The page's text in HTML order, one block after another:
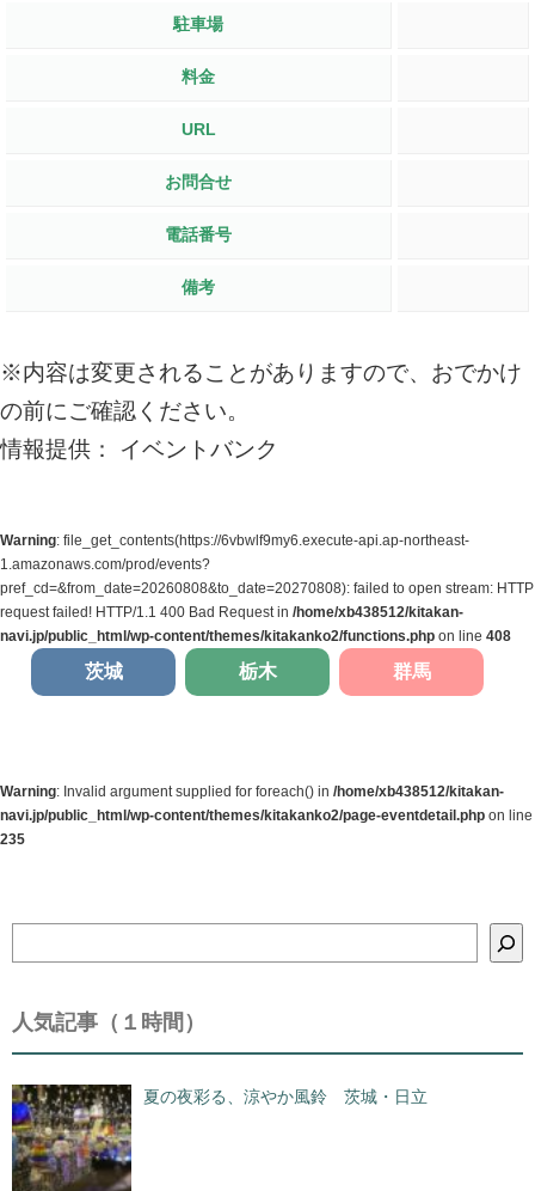
駐車場
料金
URL
お問合せ
電話番号
備考
※内容は変更されることがありますので、おでかけ
の前にご確認ください。
情報提供： イベントバンク
Warning: file_get_contents(https://6vbwlf9my6.execute-api.ap-northeast-
1.amazonaws.com/prod/events?
pref_cd=&from_date=20260808&to_date=20270808): failed to open stream: HTTP
request failed! HTTP/1.1 400 Bad Request in /home/xb438512/kitakan-
navi.jp/public_html/wp-content/themes/kitakanko2/functions.php on line 408
茨城 栃木 群馬
Warning: Invalid argument supplied for foreach() in /home/xb438512/kitakan-
navi.jp/public_html/wp-content/themes/kitakanko2/page-eventdetail.php on line
235
索
人気記事（１時間）
夏の夜彩る、涼やか風鈴 茨城・日立